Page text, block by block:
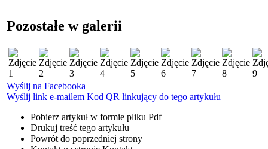
Pozostałe w galerii
Wyślij na Facebooka
Wyślij link e-mailem Kod QR linkujący do tego artykułu
Pobierz artykuł w formie pliku Pdf
Drukuj treść tego artykułu
Powrót do poprzedniej strony